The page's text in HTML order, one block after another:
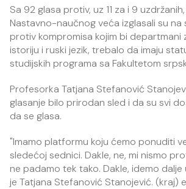
Sa 92 glasa protiv, uz 11 za i 9
Nastavno-naučnog veća izglasali su na
protiv kompromisa kojim bi departmani
istoriju i ruski jezik, trebalo da imaju
studijskih programa sa Fakultetom
Profesorka Tatjana Stefanović
glasanje bilo prirodan sled i da su svi
da se glasa.
"Imamo platformu koju ćemo ponuditi
sledećoj sednici. Dakle, ne, mi nismo
ne padamo tek tako. Dakle, idemo dalje
je Tatjana Stefanović Stanojević. (kraj)